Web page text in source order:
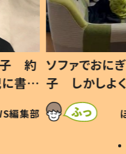
子 約
書い
編集部
ソファでおに
子 しかしよく
すべてを察し
いから許す！」